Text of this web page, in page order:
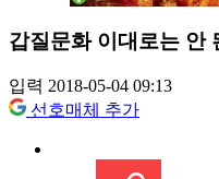
갑질문화 이대로는 안
입력 2018-05-04 09:13
선호매체 추가